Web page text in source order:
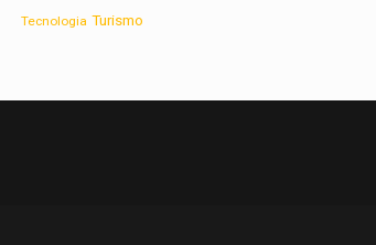
Tecnologia Turismo